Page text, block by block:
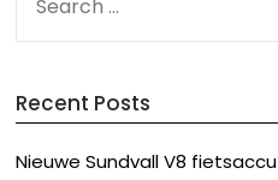
FOR:
Recent Posts
Nieuwe Sundvall V8 fietsaccu